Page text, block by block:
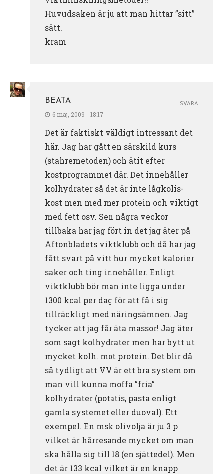
Huvudsaken är ju att man hittar ”sitt”
sätt.
kram
BEATA
6 maj, 2009 - 18:17
Det är faktiskt väldigt intressant det
här. Jag har gått en särskild kurs
(stahremetoden) och ätit efter
kostprogrammet där. Det innehåller
kolhydrater så det är inte lågkolis-
kost men med mer protein och viktigt
med fett osv. Sen några veckor
tillbaka har jag fört in det jag äter på
Aftonbladets viktklubb och då har jag
fått svart på vitt hur mycket kalorier
saker och ting innehåller. Enligt
viktklubb bör man inte ligga under
1300 kcal per dag för att få i sig
tillräckligt med näringsämnen. Jag
tycker att jag får äta massor! Jag äter
som sagt kolhydrater men har bytt ut
mycket kolh. mot protein. Det blir då
så tydligt att VV är ett bra system om
man vill kunna moffa ”fria”
kolhydrater (potatis, pasta enligt
gamla systemet eller duoval). Ett
exempel. En msk olivolja är ju 3 p
vilket är hårresande mycket om man
ska hålla sig till 18 (en sjättedel). Men
det är 133 kcal vilket är en knapp
SVARA